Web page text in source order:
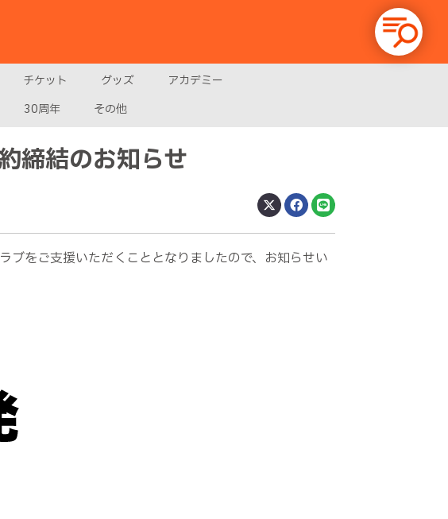
チケット グッズ
アカデミー
30周年 その他
締結のお知らせ
ブをご支援いただくこととなりましたので、お知らせい